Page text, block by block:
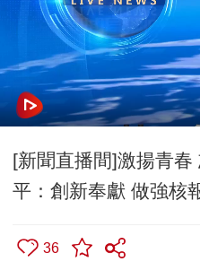
[新聞直播間]激揚青春
平：創新奉獻 做強核
36